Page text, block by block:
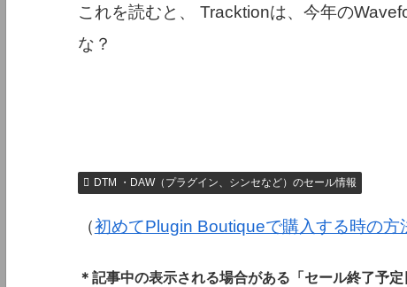
これを読むと、 Tracktionは、今年の
な？
DTM ・DAW（プラグイン、シンセなど）のセール情報
（初めてPlugin Boutiqueで購入する時の方
＊記事中の表示される場合がある「セール終了予